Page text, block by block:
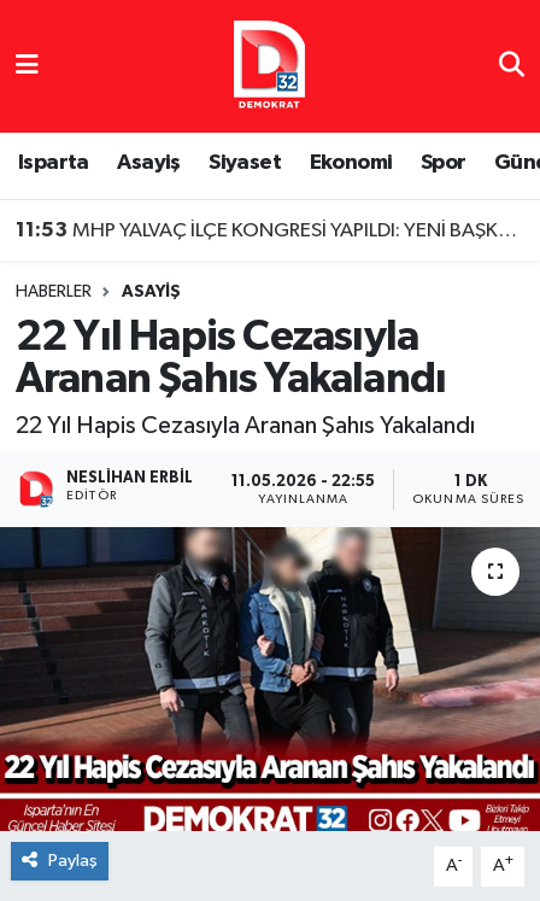
Isparta Asayiş Siyaset Ekonomi Spor
11:53 MHP YALVAÇ İLÇE KONGRESİ YAPILDI: YENİ BAŞKAN BELLİ OLDU
HABERLER ASAYIŞ
22 Yıl Hapis Cezasıyla
Aranan Şahıs Yakalandı
22 Yıl Hapis Cezasıyla Aranan Şahıs Yakalandı
NESLIHAN ERBIL
EDITÖR
11.05.2026 - 22:55
YAYINLANMA
1 DK
OKUNMA SÜRESI
Paylaş A- A+
Isparta Nöbetçi Eczaneler
Isparta Hava Durumu
Süper Lig Puan Durumu ve Fikstür
Tüm Manşetler